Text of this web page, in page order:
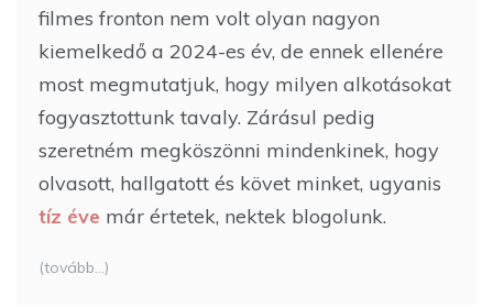
filmes fronton nem volt olyan nagyon
kiemelkedő a 2024-es év, de ennek ellenére
most megmutatjuk, hogy milyen alkotásokat
fogyasztottunk tavaly. Zárásul pedig
szeretném megköszönni mindenkinek, hogy
olvasott, hallgatott és követ minket, ugyanis
tíz éve már értetek, nektek blogolunk.
(tovább…)